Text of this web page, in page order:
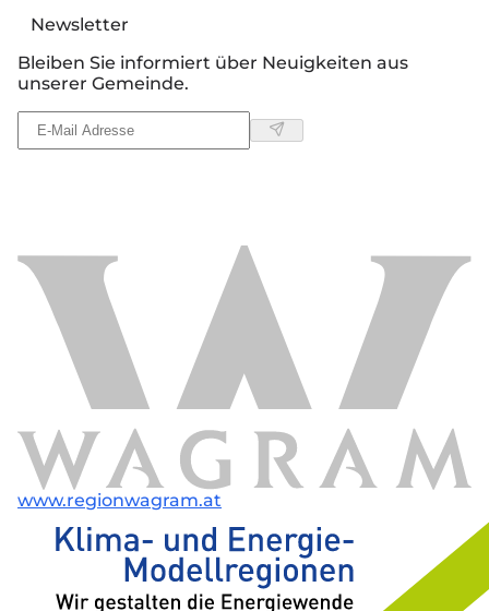
Newsletter
Bleiben Sie informiert über Neuigkeiten aus
unserer Gemeinde.
www.regionwagram.at